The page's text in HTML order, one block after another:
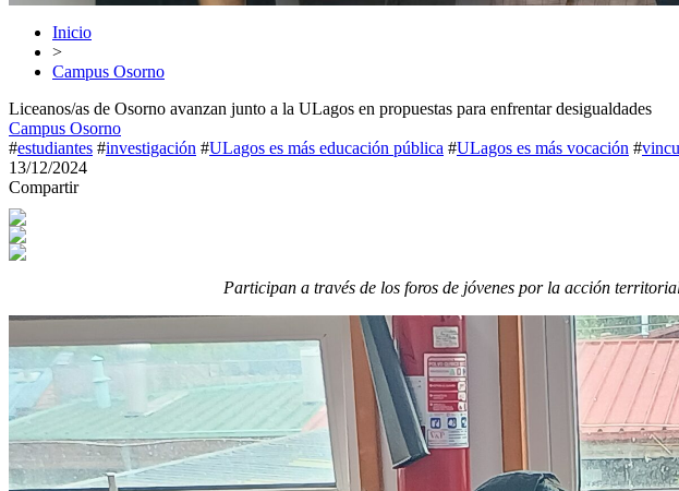
Inicio
>
Campus Osorno
Liceanos/as de Osorno avanzan junto a la ULagos en propuestas para enfrentar desigualdades
Campus Osorno
#estudiantes #investigación #ULagos es más educación pública #ULagos es más vocación #
13/12/2024
Compartir
Participan a través de los foros de jóvenes por la acción